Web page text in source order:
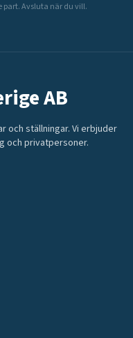
part. Avsluta när du vill.
AB
och ställningar. Vi erbjuder
och privatpersoner.